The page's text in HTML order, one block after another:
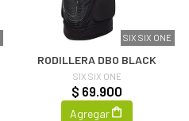
SIX SIX ONE
RODILLERA DBO BLACK
SIX SIX ONE
$ 69.900
Agregar